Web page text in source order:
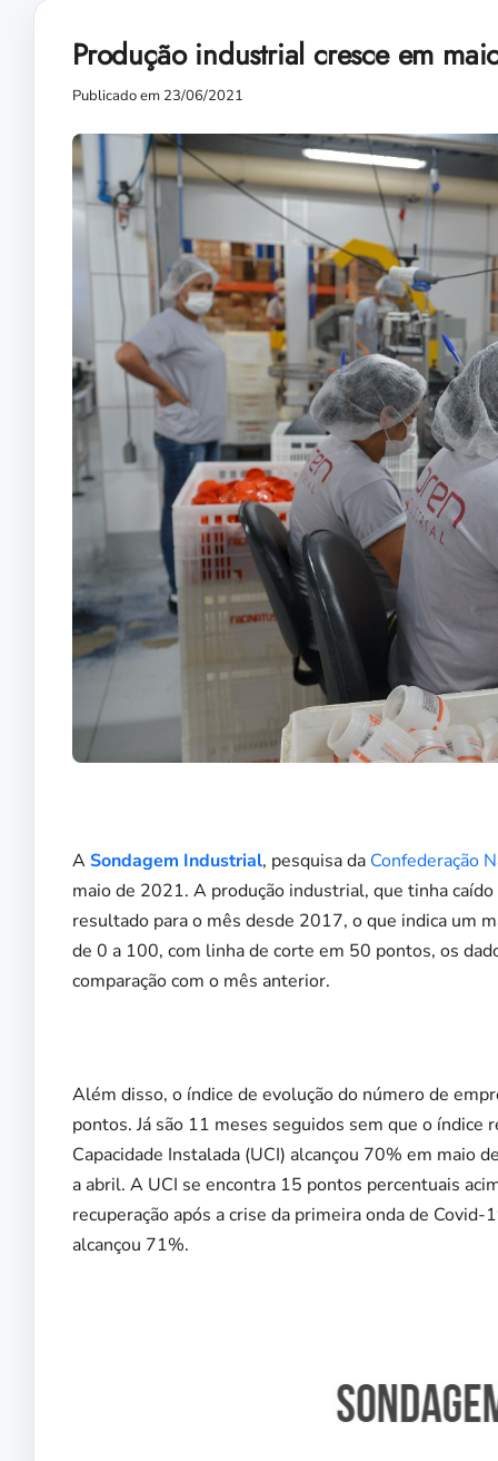
Produção industrial cresce em
Publicado em 23/06/2021
ASondagem Industrial, pesquisa da Confederação
maio de 2021. A produção industrial, que tinha
resultado para o mês desde 2017, o que indica um
de 0 a 100, com linha de corte em 50 pontos, os
comparação com o mês anterior.
Além disso, o índice de evolução do número de
pontos. Já são 11 meses seguidos sem que o
Capacidade Instalada (UCI) alcançou 70% em maio
a abril. A UCI se encontra 15 pontos percentuais
recuperação após a crise da primeira onda de
alcançou 71%.